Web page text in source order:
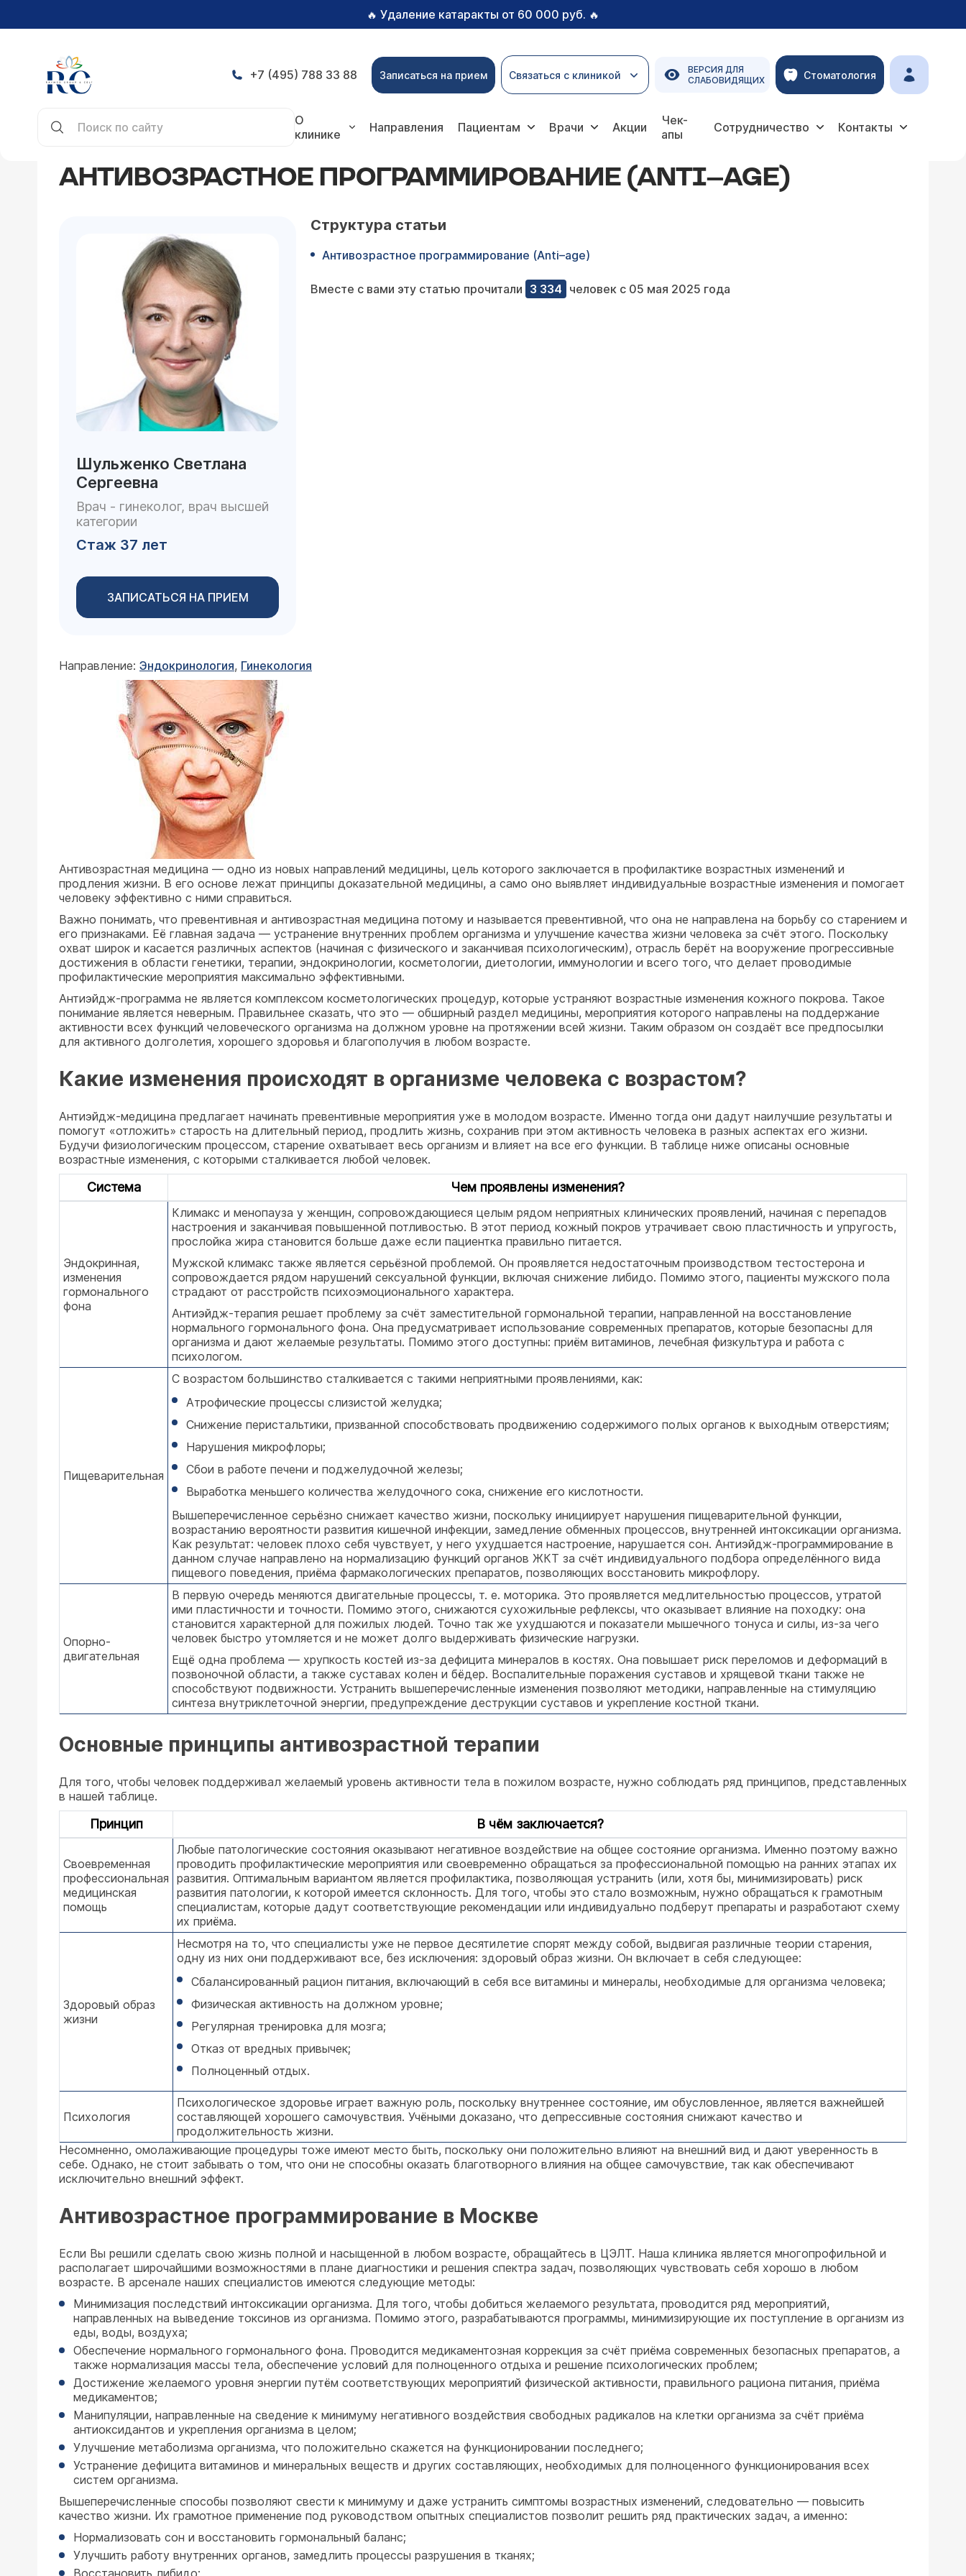
🔥 Удаление катаракты от 60 000 руб. 🔥
+7 (495) 788 33 88 Записаться на прием Связаться с клиникой
ВЕРСИЯ ДЛЯ
СЛАБОВИДЯЩИХ
Стоматология
О
клинике
Направления Пациентам Врачи Акции
Чек-
апы
Сотрудничество Контакты
АНТИВОЗРАСТНОЕ ПРОГРАММИРОВАНИЕ (ANTI–AGE)
Шульженко Светлана
Сергеевна
Врач - гинеколог, врач высшей
категории
Стаж 37 лет
ЗАПИСАТЬСЯ НА ПРИЕМ
Структура статьи
Антивозрастное программирование (Anti–age)
Вместе с вами эту статью прочитали 3 334 человек с 05 мая 2025 года
Направление: Эндокринология, Гинекология
Антивозрастная медицина — одно из новых направлений медицины, цель которого заключается в профилактике возрастных изменений и
продления жизни. В его основе лежат принципы доказательной медицины, а само оно выявляет индивидуальные возрастные изменения и помогает
человеку эффективно с ними справиться.
Важно понимать, что превентивная и антивозрастная медицина потому и называется превентивной, что она не направлена на борьбу со старением и
его признаками. Её главная задача — устранение внутренних проблем организма и улучшение качества жизни человека за счёт этого. Поскольку
охват широк и касается различных аспектов (начиная с физического и заканчивая психологическим), отрасль берёт на вооружение прогрессивные
достижения в области генетики, терапии, эндокринологии, косметологии, диетологии, иммунологии и всего того, что делает проводимые
профилактические мероприятия максимально эффективными.
Антиэйдж-программа не является комплексом косметологических процедур, которые устраняют возрастные изменения кожного покрова. Такое
понимание является неверным. Правильнее сказать, что это — обширный раздел медицины, мероприятия которого направлены на поддержание
активности всех функций человеческого организма на должном уровне на протяжении всей жизни. Таким образом он создаёт все предпосылки
для активного долголетия, хорошего здоровья и благополучия в любом возрасте.
Какие изменения происходят в организме человека с возрастом?
Антиэйдж-медицина предлагает начинать превентивные мероприятия уже в молодом возрасте. Именно тогда они дадут наилучшие результаты и
помогут «отложить» старость на длительный период, продлить жизнь, сохранив при этом активность человека в разных аспектах его жизни.
Будучи физиологическим процессом, старение охватывает весь организм и влияет на все его функции. В таблице ниже описаны основные
возрастные изменения, с которыми сталкивается любой человек.
Система Чем проявлены изменения?
Эндокринная,
изменения
гормонального
фона
Климакс и менопауза у женщин, сопровождающиеся целым рядом неприятных клинических проявлений, начиная с перепадов
настроения и заканчивая повышенной потливостью. В этот период кожный покров утрачивает свою пластичность и упругость,
прослойка жира становится больше даже если пациентка правильно питается.
Мужской климакс также является серьёзной проблемой. Он проявляется недостаточным производством тестостерона и
сопровождается рядом нарушений сексуальной функции, включая снижение либидо. Помимо этого, пациенты мужского пола
страдают от расстройств психоэмоционального характера.
Антиэйдж-терапия решает проблему за счёт заместительной гормональной терапии, направленной на восстановление
нормального гормонального фона. Она предусматривает использование современных препаратов, которые безопасны для
организма и дают желаемые результаты. Помимо этого доступны: приём витаминов, лечебная физкультура и работа с
психологом.
Пищеварительная
С возрастом большинство сталкивается с такими неприятными проявлениями, как:
Атрофические процессы слизистой желудка;
Снижение перистальтики, призванной способствовать продвижению содержимого полых органов к выходным отверстиям;
Нарушения микрофлоры;
Сбои в работе печени и поджелудочной железы;
Выработка меньшего количества желудочного сока, снижение его кислотности.
Вышеперечисленное серьёзно снижает качество жизни, поскольку инициирует нарушения пищеварительной функции,
возрастанию вероятности развития кишечной инфекции, замедление обменных процессов, внутренней интоксикации организма.
Как результат: человек плохо себя чувствует, у него ухудшается настроение, нарушается сон. Антиэйдж-программирование в
данном случае направлено на нормализацию функций органов ЖКТ за счёт индивидуального подбора определённого вида
пищевого поведения, приёма фармакологических препаратов, позволяющих восстановить микрофлору.
Опорно-
двигательная
В первую очередь меняются двигательные процессы, т. е. моторика. Это проявляется медлительностью процессов, утратой
ими пластичности и точности. Помимо этого, снижаются сухожильные рефлексы, что оказывает влияние на походку: она
становится характерной для пожилых людей. Точно так же ухудшаются и показатели мышечного тонуса и силы, из-за чего
человек быстро утомляется и не может долго выдерживать физические нагрузки.
Ещё одна проблема — хрупкость костей из-за дефицита минералов в костях. Она повышает риск переломов и деформаций в
позвоночной области, а также суставах колен и бёдер. Воспалительные поражения суставов и хрящевой ткани также не
способствуют подвижности. Устранить вышеперечисленные изменения позволяют методики, направленные на стимуляцию
синтеза внутриклеточной энергии, предупреждение деструкции суставов и укрепление костной ткани.
Основные принципы антивозрастной терапии
Для того, чтобы человек поддерживал желаемый уровень активности тела в пожилом возрасте, нужно соблюдать ряд принципов, представленных
в нашей таблице.
Принцип В чём заключается?
Своевременная
профессиональная
медицинская
помощь
Любые патологические состояния оказывают негативное воздействие на общее состояние организма. Именно поэтому важно
проводить профилактические мероприятия или своевременно обращаться за профессиональной помощью на ранних этапах их
развития. Оптимальным вариантом является профилактика, позволяющая устранить (или, хотя бы, минимизировать) риск
развития патологии, к которой имеется склонность. Для того, чтобы это стало возможным, нужно обращаться к грамотным
специалистам, которые дадут соответствующие рекомендации или индивидуально подберут препараты и разработают схему
их приёма.
Здоровый образ
жизни
Несмотря на то, что специалисты уже не первое десятилетие спорят между собой, выдвигая различные теории старения,
одну из них они поддерживают все, без исключения: здоровый образ жизни. Он включает в себя следующее:
Сбалансированный рацион питания, включающий в себя все витамины и минералы, необходимые для организма человека;
Физическая активность на должном уровне;
Регулярная тренировка для мозга;
Отказ от вредных привычек;
Полноценный отдых.
Психология
Психологическое здоровье играет важную роль, поскольку внутреннее состояние, им обусловленное, является важнейшей
составляющей хорошего самочувствия. Учёными доказано, что депрессивные состояния снижают качество и
продолжительность жизни.
Несомненно, омолаживающие процедуры тоже имеют место быть, поскольку они положительно влияют на внешний вид и дают уверенность в
себе. Однако, не стоит забывать о том, что они не способны оказать благотворного влияния на общее самочувствие, так как обеспечивают
исключительно внешний эффект.
Антивозрастное программирование в Москве
Если Вы решили сделать свою жизнь полной и насыщенной в любом возрасте, обращайтесь в ЦЭЛТ. Наша клиника является многопрофильной и
располагает широчайшими возможностями в плане диагностики и решения спектра задач, позволяющих чувствовать себя хорошо в любом
возрасте. В арсенале наших специалистов имеются следующие методы:
Минимизация последствий интоксикации организма. Для того, чтобы добиться желаемого результата, проводится ряд мероприятий,
направленных на выведение токсинов из организма. Помимо этого, разрабатываются программы, минимизирующие их поступление в организм из
еды, воды, воздуха;
Обеспечение нормального гормонального фона. Проводится медикаментозная коррекция за счёт приёма современных безопасных препаратов, а
также нормализация массы тела, обеспечение условий для полноценного отдыха и решение психологических проблем;
Достижение желаемого уровня энергии путём соответствующих мероприятий физической активности, правильного рациона питания, приёма
медикаментов;
Манипуляции, направленные на сведение к минимуму негативного воздействия свободных радикалов на клетки организма за счёт приёма
антиоксидантов и укрепления организма в целом;
Улучшение метаболизма организма, что положительно скажется на функционировании последнего;
Устранение дефицита витаминов и минеральных веществ и других составляющих, необходимых для полноценного функционирования всех
систем организма.
Вышеперечисленные способы позволяют свести к минимуму и даже устранить симптомы возрастных изменений, следовательно — повысить
качество жизни. Их грамотное применение под руководством опытных специалистов позволит решить ряд практических задач, а именно:
Нормализовать сон и восстановить гормональный баланс;
Улучшить работу внутренних органов, замедлить процессы разрушения в тканях;
Восстановить либидо;